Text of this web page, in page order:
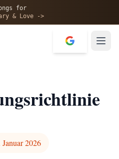
for
& Love ->
2026